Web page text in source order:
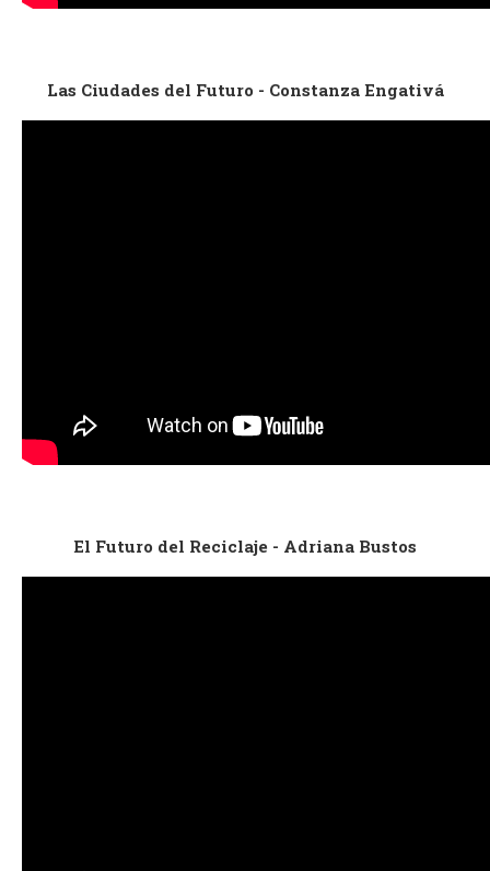
Las Ciudades del Futuro - Constanza Engativá
El Futuro del Reciclaje - Adriana Bustos